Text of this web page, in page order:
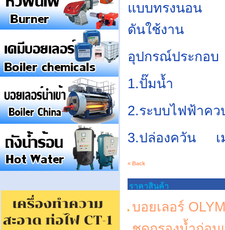
แบบทรง
ดันใช้ง
อุปกรณ์ประกอบ
1.ปั๊มน้ำ
2.ระบบไฟฟ้าค
3.ปล่องควัน เ
« Back
ราคาสินค้า
บอยเลอร์